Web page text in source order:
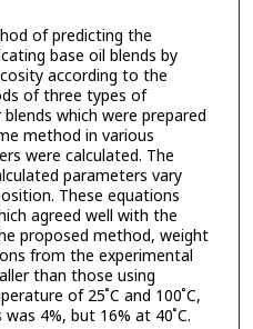
of predicting the
base oil blends by
according to the
of three types of
which were prepared
method in various
were calculated. The
parameters vary
These equations
agreed well with the
proposed method, weight
from the experimental
than those using
of 25 ํC and 100 ํC,
4%, but 16% at 40 ํC.